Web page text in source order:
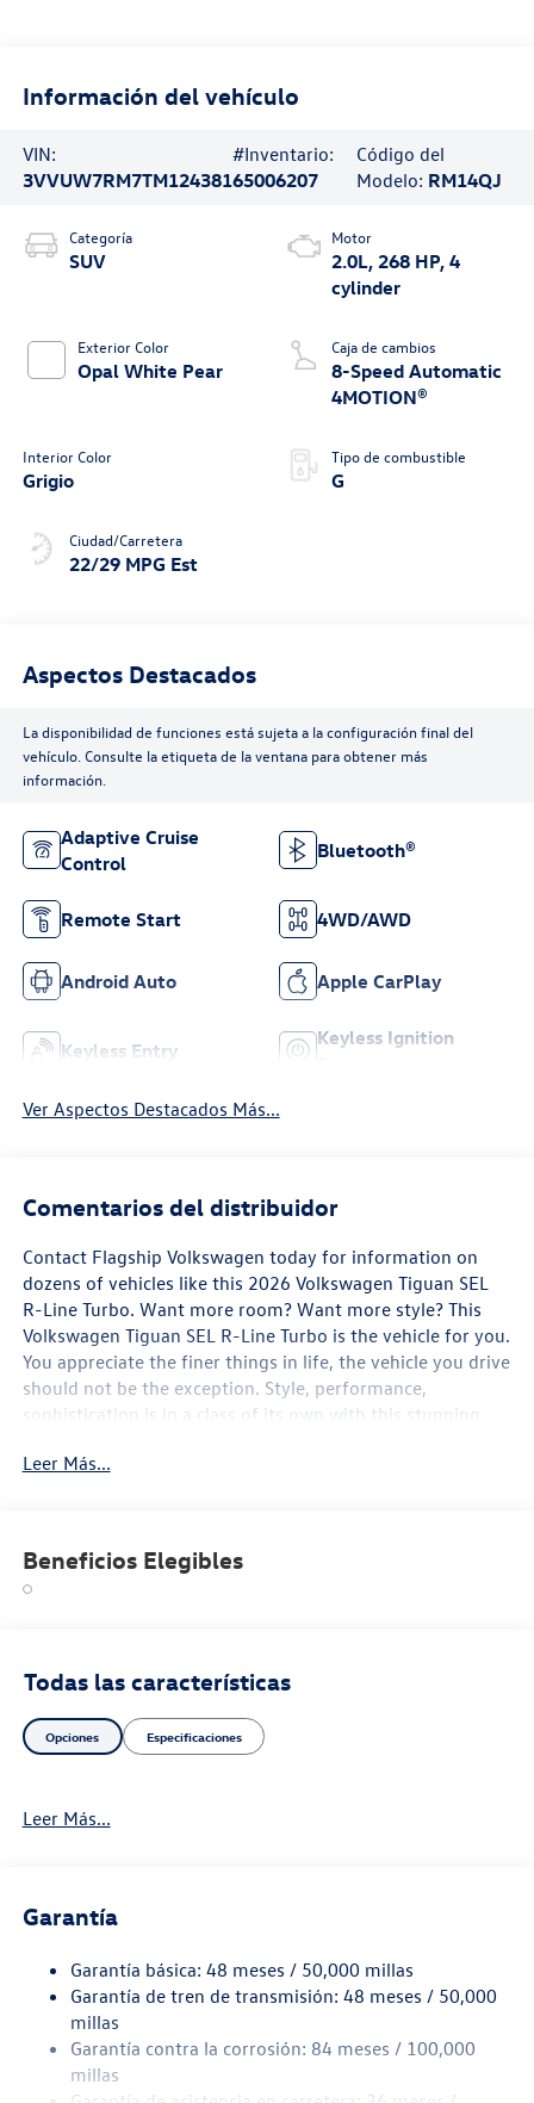
Información del vehículo
VIN:
3VVUW7RM7TM124381
#Inventario:
65006207
Código del
Modelo: RM14QJ
Categoría
SUV
Exterior Color
Opal White Pear
Interior Color
Grigio
Ciudad/Carretera
22/29 MPG Est
Motor
2.0L, 268 HP, 4
cylinder
Caja de cambios
8-Speed Automatic
4MOTION®
Tipo de combustible
G
Aspectos Destacados
La disponibilidad de funciones está sujeta a la configuración final del
vehículo. Consulte la etiqueta de la ventana para obtener más
información.
Adaptive Cruise
Control
Bluetooth®
Remote Start 4WD/AWD
Android Auto Apple CarPlay
Keyless Entry
Keyless Ignition
Ver Aspectos Destacados Más...
Comentarios del distribuidor
Contact Flagship Volkswagen today for information on
dozens of vehicles like this 2026 Volkswagen Tiguan SEL
R-Line Turbo. Want more room? Want more style? This
Volkswagen Tiguan SEL R-Line Turbo is the vehicle for you.
You appreciate the finer things in life, the vehicle you drive
should not be the exception. Style, performance,
sophistication is in a class of its own with this stunning
means peace of mind all the time. This Opal White Pear
saying it is too good to be true, and let us be the one's to
tell you, it is absolutely true.
Leer Más...
Beneficios Elegibles
Todas las características
Opciones Especificaciones
Leer Más...
Garantía
Garantía básica: 48 meses / 50,000 millas
Garantía de tren de transmisión: 48 meses / 50,000
millas
Garantía contra la corrosión: 84 meses / 100,000
millas